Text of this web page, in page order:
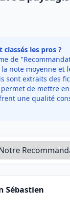
les pros ?
de
note moyenne et
sont extraits des
permet de mettre
une qualité
Sébastien